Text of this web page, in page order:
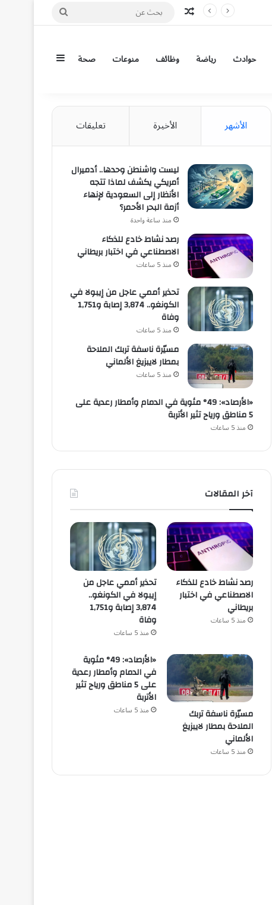
مقال عشوائي
بحث
حوادث رياضة وظائف منوعات صحة إضافة عمود
الأشهر الأخيرة تعليقات
ليست واشنطن وحدها.. أدميرال
أمريكي يكشف لماذا تتجه
الأنظار إلى السعودية لإنهاء
أزمة البحر الأحمر؟
منذ ساعة واحدة
رصد نشاط خادع للذكاء
الاصطناعي في اختبار بريطاني
منذ 5 ساعات
تحذير أممي عاجل من إيبولا في
الكونغو.. 3,874 إصابة و1,751
وفاة
منذ 5 ساعات
مسيّرة ناسفة تربك الملاحة
بمطار لايبزيغ الألماني
منذ 5 ساعات
«الأرصاد»: 49° مئوية في الدمام وأمطار رعدية على
5 مناطق ورياح تثير الأتربة
منذ 5 ساعات
آخر المقالات
رصد نشاط خادع للذكاء
الاصطناعي في اختبار
بريطاني
منذ 5 ساعات
تحذير أممي عاجل من
إيبولا في الكونغو..
3,874 إصابة و1,751
وفاة
منذ 5 ساعات
مسيّرة ناسفة تربك
الملاحة بمطار لايبزيغ
الألماني
منذ 5 ساعات
«الأرصاد»: 49° مئوية
في الدمام وأمطار رعدية
على 5 مناطق ورياح تثير
الأتربة
منذ 5 ساعات